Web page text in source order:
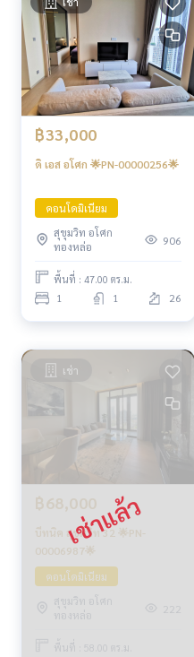
฿33,000
ดิ เอส อโศก 🌟PN-00000256🌟
คอนโดมิเนียม
สุขุมวิท อโศก
ทองหล่อ
906
พื้นที่ : 47.00 ตร.ม.
1 1 26
เช่า
฿68,000
บีทนิค สุขุมวิท 32 🌟PN-
00006987🌟
คอนโดมิเนียม
สุขุมวิท อโศก
ทองหล่อ
พื้นที่ : 58.00 ตร.ม.